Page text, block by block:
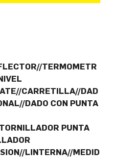
TERMOMETR
CARRETILLA//DAD
DADO CON PUNTA
PUNTA
LINTERNA//MEDID